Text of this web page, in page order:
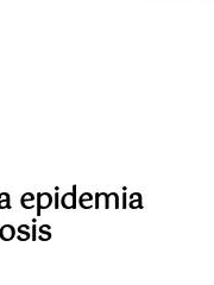
epidemia